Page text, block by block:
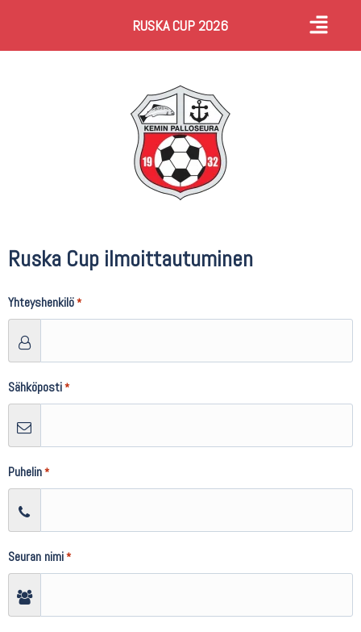
RUSKA CUP 2026
Ruska Cup ilmoittautuminen
Yhteyshenkilö*
Sähköposti*
Puhelin*
Seuran nimi*